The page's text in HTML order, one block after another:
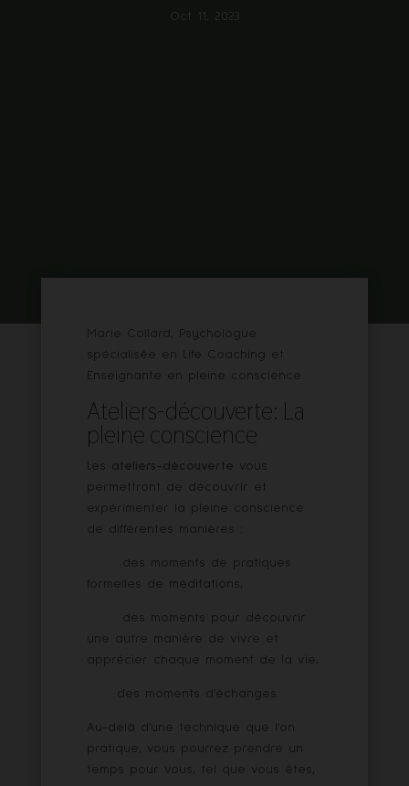
Oct 11, 2023
Marie Collard, Psychologue
spécialisée en Life Coaching et
Enseignante en pleine conscience
Ateliers-découverte: La
pleine conscience
Les ateliers-découverte vous
permettront de découvrir et
expérimenter la pleine conscience
de différentes manières :
· des moments de pratiques
formelles de méditations,
· des moments pour découvrir
une autre manière de vivre et
apprécier chaque moment de la vie,
· des moments d’échanges.
Au-delà d’une technique que l’on
pratique, vous pourrez prendre un
temps pour vous, tel que vous êtes,